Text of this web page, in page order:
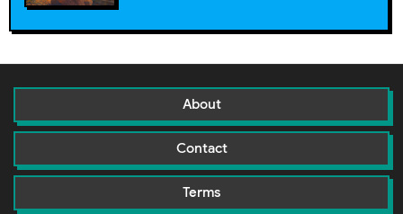
About
Contact
Terms